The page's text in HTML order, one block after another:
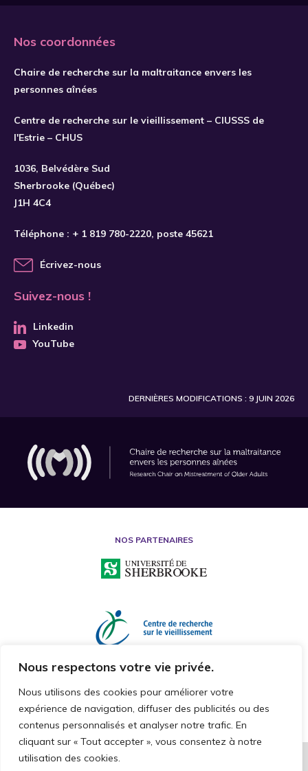
Nous respectons votre vie privée.
Nous utilisons des cookies pour améliorer votre
expérience de navigation, diffuser des publicités ou des
contenus personnalisés et analyser notre trafic. En
cliquant sur « Tout accepter », vous consentez à notre
utilisation des cookies.
Nos coordonnées
Chaire de recherche sur la maltraitance envers les
personnes aînées
Centre de recherche sur le vieillissement – CIUSSS de
l'Estrie – CHUS
1036, Belvédère Sud
Sherbrooke (Québec)
J1H 4C4
Téléphone : + 1 819 780-2220, poste 45621
Écrivez-nous
Suivez-nous !
Linkedin
YouTube
DERNIÈRES MODIFICATIONS : 9 JUIN 2026
NOS PARTENAIRES
2026 © CHAIRE DE RECHERCHE SUR LA MALTRAITANCE ENVERS LES